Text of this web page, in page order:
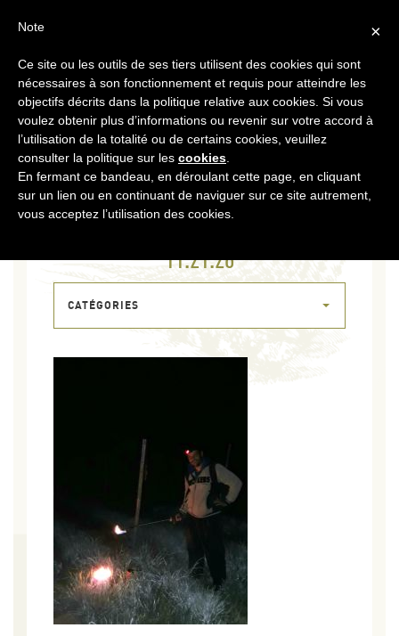
MENU
WHATSAPP IMAGE 2020-05-06 AT
11.21.28
CATÉGORIES
×
Note
Ce site ou les outils de ses tiers utilisent des cookies qui sont
nécessaires à son fonctionnement et requis pour atteindre les
objectifs décrits dans la politique relative aux cookies. Si vous
voulez obtenir plus d’informations ou revenir sur votre accord à
l’utilisation de la totalité ou de certains cookies, veuillez
consulter la politique sur les cookies
En fermant ce bandeau, en déroulant cette page, en cliquant
sur un lien ou en continuant de naviguer sur ce site autrement,
vous acceptez l’utilisation des cookies.